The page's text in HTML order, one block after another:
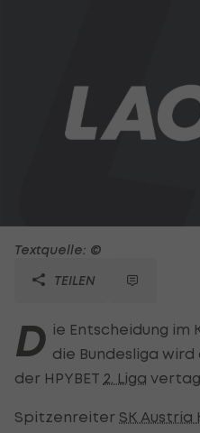
Textquelle: ©
TEILEN
D ie Entscheidung im
die Bundesliga
der HPYBET 2. Liga
Spitzenreiter SK